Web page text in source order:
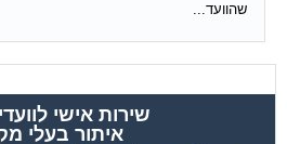
שהוועד...
שירות אישי
איתור בעלי